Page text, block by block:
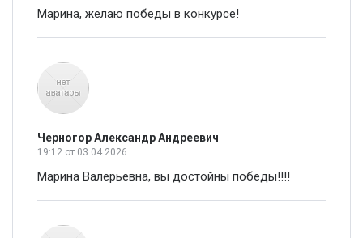
Марина, желаю победы в конкурсе!
Черногор Александр Андреевич
19:12 от 03.04.2026
Марина Валерьевна, вы достойны победы!!!!